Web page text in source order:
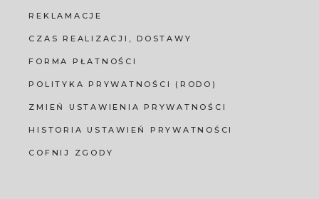
REKLAMACJE
CZAS REALIZACJI, DOSTAWY
FORMA PŁATNOŚCI
POLITYKA PRYWATNOŚCI (RODO)
ZMIEŃ USTAWIENIA PRYWATNOŚCI
HISTORIA USTAWIEŃ PRYWATNOŚCI
COFNIJ ZGODY